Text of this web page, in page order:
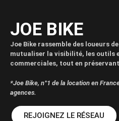
JOE BIKE
Joe Bike rassemble des loueurs
mutualiser la visibilité, les outils
commerciales, tout en
*Joe Bike, n°1 de la location en
agences.
REJOIGNEZ LE RÉSEAU